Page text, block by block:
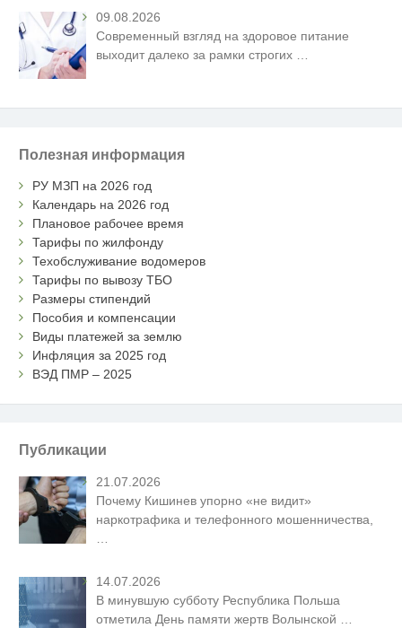
09.08.2026
Современный взгляд на здоровое питание
выходит далеко за рамки строгих
Полезная информация
РУ МЗП на 2026 год
Календарь на 2026 год
Плановое рабочее время
Тарифы по жилфонду
Техобслуживание водомеров
Тарифы по вывозу ТБО
Размеры стипендий
Пособия и компенсации
Виды платежей за землю
Инфляция за 2025 год
ВЭД ПМР – 2025
Публикации
21.07.2026
Почему Кишинев упорно «не видит»
наркотрафика и телефонного мошенничества,
14.07.2026
В минувшую субботу Республика Польша
отметила День памяти жертв Волынской …